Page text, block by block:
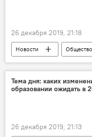
26 декабря 2019, 21:18
Новости Общество
Жогорку Кенеш
Тема дня: каких
образовании ожидать в
26 декабря 2019, 21:13